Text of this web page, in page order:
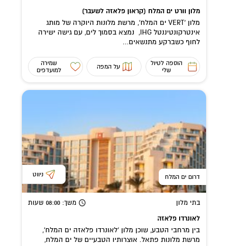
מלון וורט ים המלח (קראון פלאזה לשעבר)
מלון 'VERT ים המלח', מרשת מלונות היוקרה של מותג
אינטרקונטיננטל IHG, נמצא בסמוך לים, עם גישה ישירה
לחוף כשברקע מתנשאים...
הוספה לטיול
שלי
על המפה
שמירה
למועדפים
דרום ים המלח ניווט
בתי מלון משך: 08:00 שעות
לאונרדו פלאזה
בין מרחבי הטבע, שוכן מלון 'לאונרדו פלאזה ים המלח',
מרשת מלונות פתאל. אוצרותיו הטבעיים של ים המלח,